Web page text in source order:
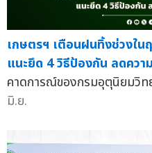
เกษตรฯ เตือนฝนทิ้งช่วงใน
แนะยึด 4 วิธีป้องกัน ลดคว
คาดการณ์ของกรมอุตุนิยมวิท
มิ.ย.